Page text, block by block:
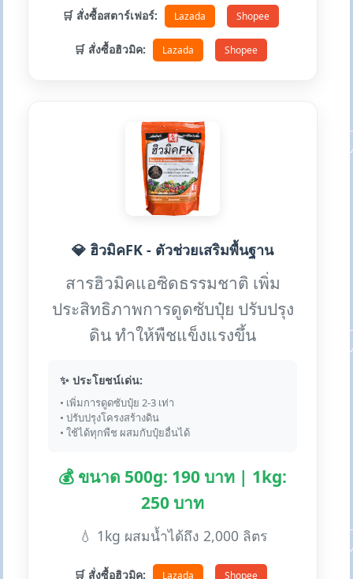
🛒 สั่งซื้อสตาร์เฟอร์: Lazada Shopee
🛒 สั่งซื้อฮิวมิค: Lazada Shopee
💎 ฮิวมิคFK - ตัวช่วยเสริมพื้นฐาน
สารฮิวมิคแอซิดธรรมชาติ เพิ่ม
ประสิทธิภาพการดูดซับปุ๋ย ปรับปรุง
ดิน ทำให้พืชแข็งแรงขึ้น
✨ ประโยชน์เด่น:
• เพิ่มการดูดซับปุ๋ย 2-3 เท่า
• ปรับปรุงโครงสร้างดิน
• ใช้ได้ทุกพืช ผสมกับปุ๋ยอื่นได้
💰 ขนาด 500g: 190 บาท | 1kg:
250 บาท
💧 1kg ผสมน้ำได้ถึง 2,000 ลิตร
🛒 สั่งซื้อฮิวมิค: Lazada Shopee